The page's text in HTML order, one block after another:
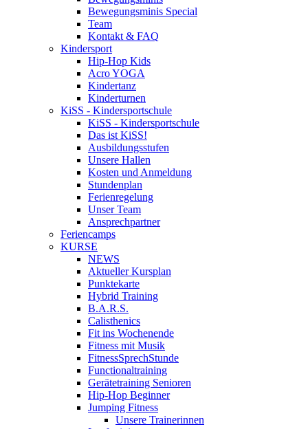
Bewegungsminis Special
Team
Kontakt & FAQ
Kindersport
Hip-Hop Kids
Acro YOGA
Kindertanz
Kinderturnen
KiSS - Kindersportschule
KiSS - Kindersportschule
Das ist KiSS!
Ausbildungsstufen
Unsere Hallen
Kosten und Anmeldung
Stundenplan
Ferienregelung
Unser Team
Ansprechpartner
Feriencamps
KURSE
NEWS
Aktueller Kursplan
Punktekarte
Hybrid Training
B.A.R.S.
Calisthenics
Fit ins Wochenende
Fitness mit Musik
FitnessSprechStunde
Functionaltraining
Gerätetraining Senioren
Hip-Hop Beginner
Jumping Fitness
Unsere Trainerinnen